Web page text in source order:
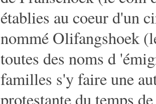
établies au coeur d'un
nommé Olifangshoek
toutes des noms d
familles s'y faire une
protestante du temps